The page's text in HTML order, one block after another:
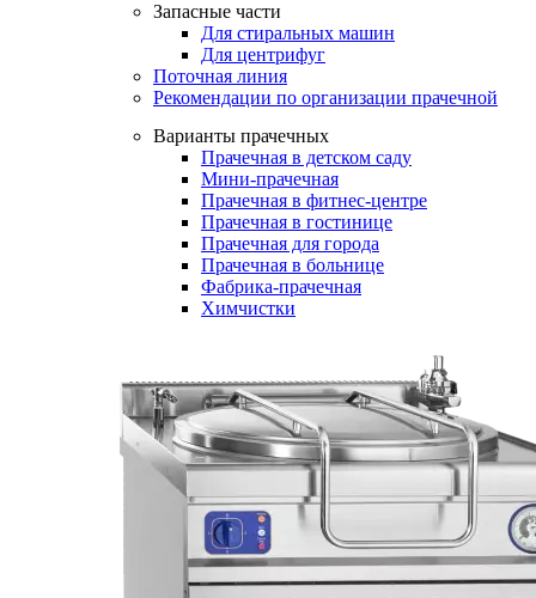
Запасные части
Для стиральных машин
Для центрифуг
Поточная линия
Рекомендации по организации прачечной
Варианты прачечных
Прачечная в детском саду
Мини-прачечная
Прачечная в фитнес-центре
Прачечная в гостинице
Прачечная для города
Прачечная в больнице
Фабрика-прачечная
Химчистки